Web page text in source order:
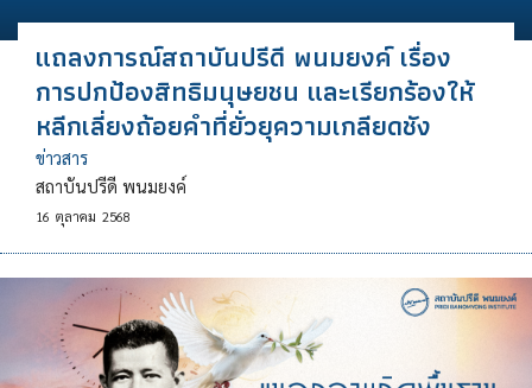
แถลงการณ์สถาบันปรีดี พนมยงค์ เรื่อง
การปกป้องสิทธิมนุษยชน และเรียกร้องให้
หลีกเลี่ยงถ้อยคำที่ยั่วยุความเกลียดชัง
ข่าวสาร
สถาบันปรีดี พนมยงค์
16 ตุลาคม 2568